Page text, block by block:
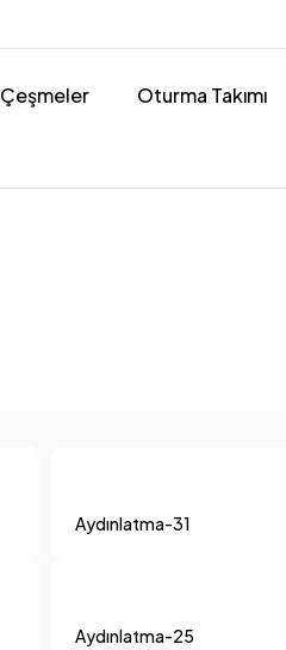
Çeşmeler Oturma Takımı
Aydınlatma-31
Aydınlatma-25